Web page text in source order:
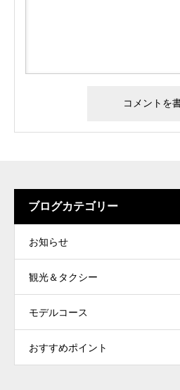
ブログカテゴリー
お知らせ
観光＆タクシー
モデルコース
おすすめポイント